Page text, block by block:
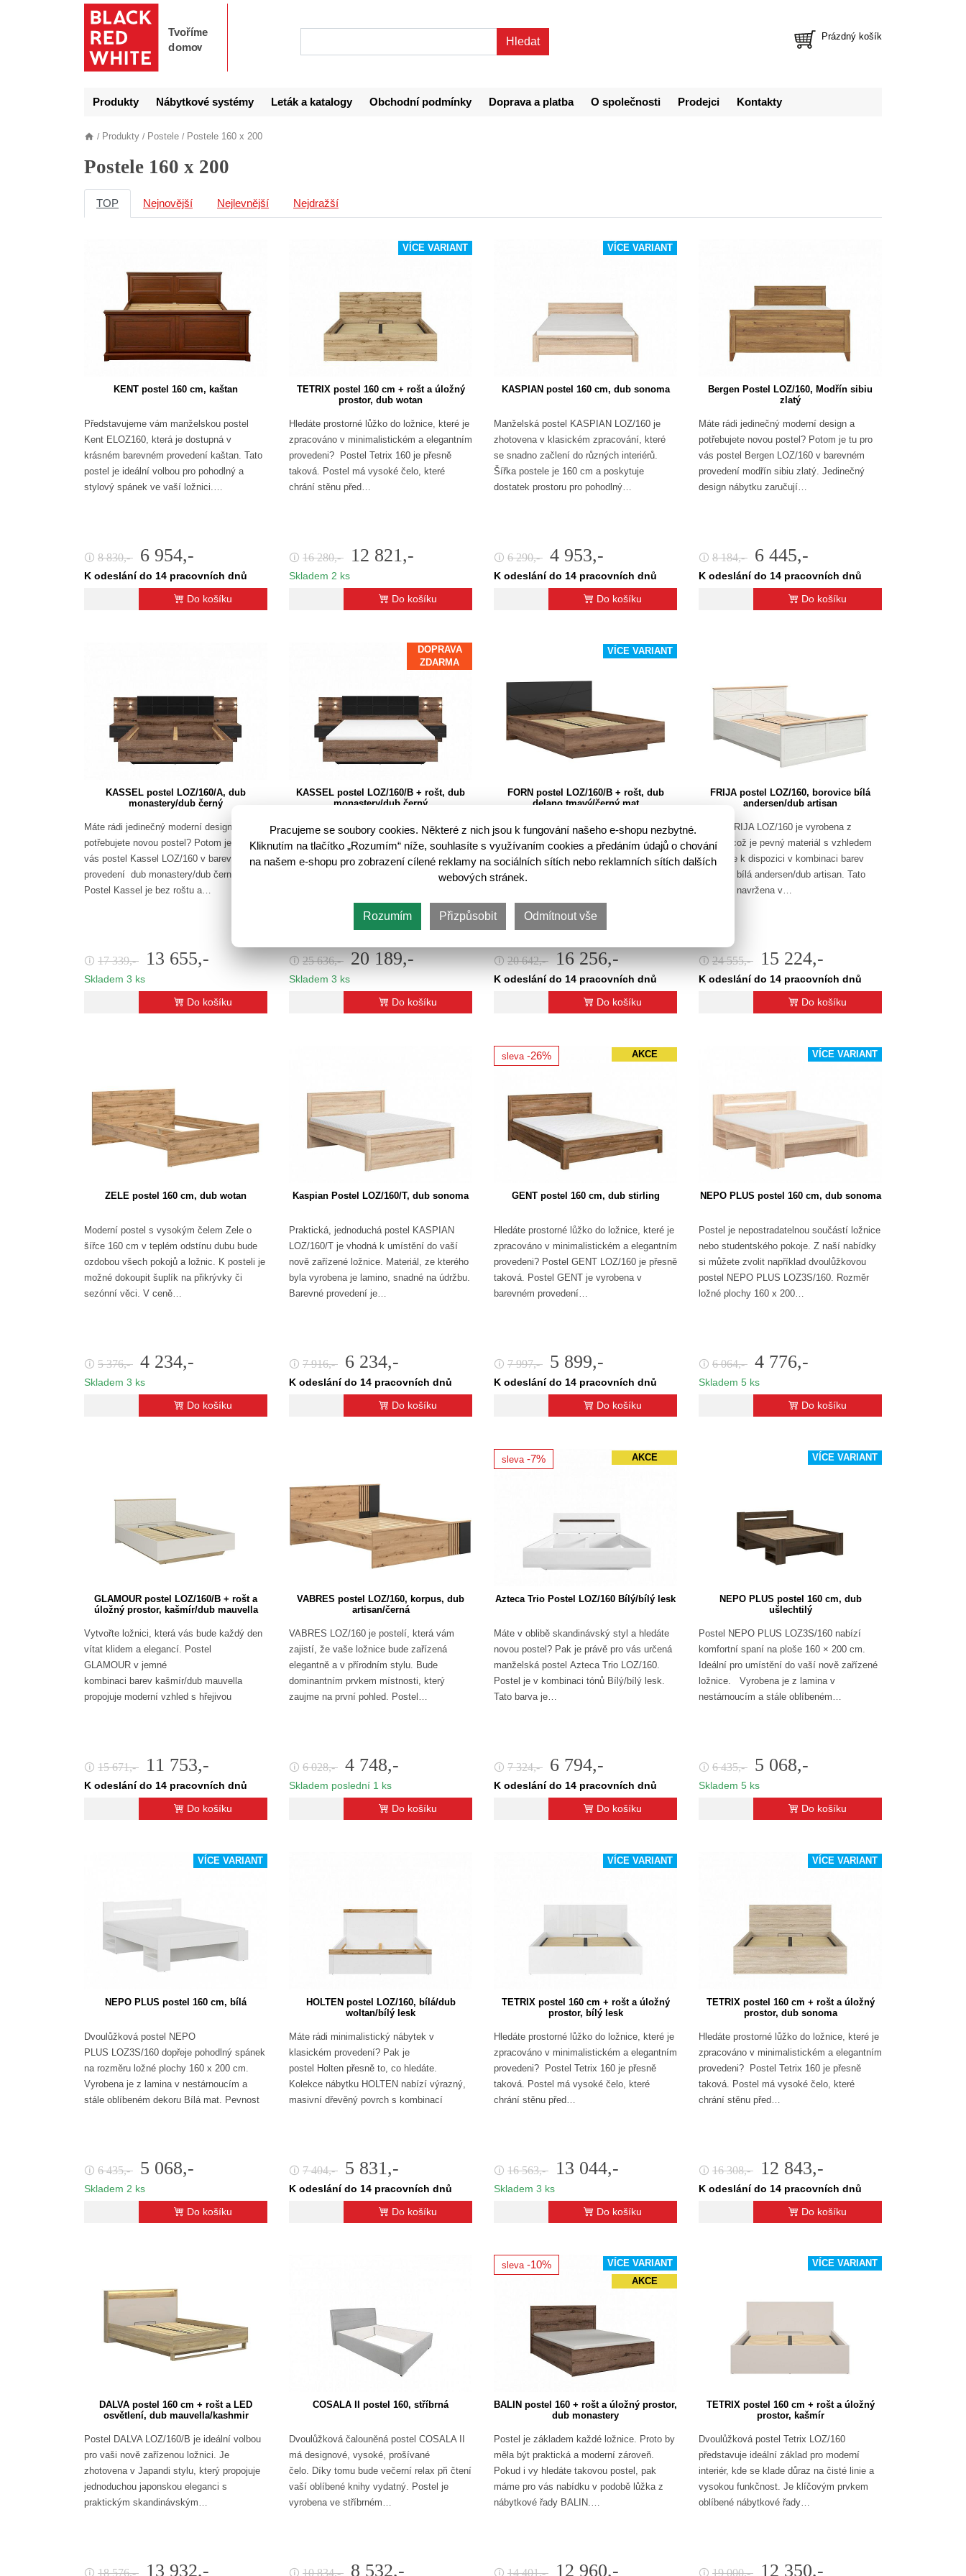
Prázdný košík
Produkty Nábytkové systémy Leták a katalogy Obchodní podmínky Doprava a platba O společnosti Prodejci Kontakty
/ Produkty / Postele / Postele 160 x 200
Postele 160 x 200
TOP Nejnovější Nejlevnější Nejdražší
KENT postel 160 cm, kaštan
Představujeme vám manželskou postel
Kent ELOZ160, která je dostupná v
krásném barevném provedení kaštan. Tato
postel je ideální volbou pro pohodlný a
stylový spánek ve vaší ložnici.…
🛈 8 830,- 6 954,-
K odeslání do 14 pracovních dnů
Do košíku
VÍCE VARIANT
TETRIX postel 160 cm + rošt a úložný
prostor, dub wotan
Hledáte prostorné lůžko do ložnice, které je
zpracováno v minimalistickém a elegantním
provedeni? Postel Tetrix 160 je přesně
taková. Postel má vysoké čelo, které
chrání stěnu před…
🛈 16 280,- 12 821,-
Skladem 2 ks
Do košíku
VÍCE VARIANT
KASPIAN postel 160 cm, dub sonoma
Manželská postel KASPIAN LOZ/160 je
zhotovena v klasickém zpracování, které
se snadno začlení do různých interiérů.
Šířka postele je 160 cm a poskytuje
dostatek prostoru pro pohodlný…
🛈 6 290,- 4 953,-
K odeslání do 14 pracovních dnů
Do košíku
Bergen Postel LOZ/160, Modřín sibiu
zlatý
Máte rádi jedinečný moderní design a
potřebujete novou postel? Potom je tu pro
vás postel Bergen LOZ/160 v barevném
provedení modřín sibiu zlatý. Jedinečný
design nábytku zaručují…
🛈 8 184,- 6 445,-
K odeslání do 14 pracovních dnů
Do košíku
KASSEL postel LOZ/160/A, dub
monastery/dub černý
Máte rádi jedinečný moderní design a
potřebujete novou postel? Potom je tu pro
vás postel Kassel LOZ/160 v barevném
provedení dub monastery/dub černý.
Postel Kassel je bez roštu a…
🛈 17 339,- 13 655,-
Skladem 3 ks
Do košíku
DOPRAVA
ZDARMA
KASSEL postel LOZ/160/B + rošt, dub
monastery/dub černý
Máte rádi jedinečný moderní design a
potřebujete novou postel? Potom je tu pro
vás postel Kassel LOZ/160 v barevném
provedení dub monastery/dub černý.
🛈 25 636,- 20 189,-
Skladem 3 ks
Do košíku
VÍCE VARIANT
FORN postel LOZ/160/B + rošt, dub
delano tmavý/černý mat
Manželská postel FORN LOZ/160/B zaujme
především příznivce elegantního,
moderního stylu. Díky tomuto nábytku
vytvoříte v pokoji charakteristickou
🛈 20 642,- 16 256,-
K odeslání do 14 pracovních dnů
Do košíku
FRIJA postel LOZ/160, borovice bílá
andersen/dub artisan
Postel FRIJA LOZ/160 je vyrobena z
lamina, což je pevný materiál s vzhledem
dřeva. Je k dispozici v kombinaci barev
borovice bílá andersen/dub artisan. Tato
postel je navržena v…
🛈 24 555,- 15 224,-
K odeslání do 14 pracovních dnů
Do košíku
ZELE postel 160 cm, dub wotan
Moderní postel s vysokým čelem Zele o
šířce 160 cm v teplém odstínu dubu bude
ozdobou všech pokojů a ložnic. K posteli je
možné dokoupit šuplík na přikrývky či
sezónní věci. V ceně…
🛈 5 376,- 4 234,-
Skladem 3 ks
Do košíku
Kaspian Postel LOZ/160/T, dub sonoma
Praktická, jednoduchá postel KASPIAN
LOZ/160/T je vhodná k umístění do vaší
nově zařízené ložnice. Materiál, ze kterého
byla vyrobena je lamino, snadné na údržbu.
Barevné provedení je…
🛈 7 916,- 6 234,-
K odeslání do 14 pracovních dnů
Do košíku
AKCE
GENT postel 160 cm, dub stirling
Hledáte prostorné lůžko do ložnice, které je
zpracováno v minimalistickém a elegantním
provedeni? Postel GENT LOZ/160 je přesně
taková. Postel GENT je vyrobena v
barevném provedení…
sleva -26%
🛈 7 997,- 5 899,-
K odeslání do 14 pracovních dnů
Do košíku
VÍCE VARIANT
NEPO PLUS postel 160 cm, dub sonoma
Postel je nepostradatelnou součástí ložnice
nebo studentského pokoje. Z naší nabídky
si můžete zvolit například dvoulůžkovou
postel NEPO PLUS LOZ3S/160. Rozměr
ložné plochy 160 x 200…
🛈 6 064,- 4 776,-
Skladem 5 ks
Do košíku
GLAMOUR postel LOZ/160/B + rošt a
úložný prostor, kašmír/dub mauvella
Vytvořte ložnici, která vás bude každý den
vítat klidem a elegancí. Postel
GLAMOUR v jemné
kombinaci barev kašmír/dub mauvella
propojuje moderní vzhled s hřejivou
🛈 15 671,- 11 753,-
K odeslání do 14 pracovních dnů
Do košíku
VABRES postel LOZ/160, korpus, dub
artisan/černá
VABRES LOZ/160 je postelí, která vám
zajistí, že vaše ložnice bude zařízená
elegantně a v přírodním stylu. Bude
dominantním prvkem místnosti, který
zaujme na první pohled. Postel…
🛈 6 028,- 4 748,-
Skladem poslední 1 ks
Do košíku
AKCE
Azteca Trio Postel LOZ/160 Bílý/bílý lesk
Máte v oblibě skandinávský styl a hledáte
novou postel? Pak je právě pro vás určená
manželská postel Azteca Trio LOZ/160.
Postel je v kombinaci tónů Bílý/bílý lesk.
Tato barva je…
sleva -7%
🛈 7 324,- 6 794,-
K odeslání do 14 pracovních dnů
Do košíku
VÍCE VARIANT
NEPO PLUS postel 160 cm, dub
ušlechtilý
Postel NEPO PLUS LOZ3S/160 nabízí
komfortní spaní na ploše 160 × 200 cm.
Ideální pro umístění do vaší nově zařízené
ložnice. Vyrobena je z lamina v
nestárnoucím a stále oblíbeném…
🛈 6 435,- 5 068,-
Skladem 5 ks
Do košíku
VÍCE VARIANT
NEPO PLUS postel 160 cm, bílá
Dvoulůžková postel NEPO
PLUS LOZ3S/160 dopřeje pohodlný spánek
na rozměru ložné plochy 160 x 200 cm.
Vyrobena je z lamina v nestárnoucím a
stále oblíbeném dekoru Bílá mat. Pevnost
🛈 6 435,- 5 068,-
Skladem 2 ks
Do košíku
HOLTEN postel LOZ/160, bílá/dub
woltan/bílý lesk
Máte rádi minimalistický nábytek v
klasickém provedení? Pak je
postel Holten přesně to, co hledáte.
Kolekce nábytku HOLTEN nabízí výrazný,
masivní dřevěný povrch s kombinací
🛈 7 404,- 5 831,-
K odeslání do 14 pracovních dnů
Do košíku
VÍCE VARIANT
TETRIX postel 160 cm + rošt a úložný
prostor, bílý lesk
Hledáte prostorné lůžko do ložnice, které je
zpracováno v minimalistickém a elegantním
provedeni? Postel Tetrix 160 je přesně
taková. Postel má vysoké čelo, které
chrání stěnu před…
🛈 16 563,- 13 044,-
Skladem 3 ks
Do košíku
VÍCE VARIANT
TETRIX postel 160 cm + rošt a úložný
prostor, dub sonoma
Hledáte prostorné lůžko do ložnice, které je
zpracováno v minimalistickém a elegantním
provedeni? Postel Tetrix 160 je přesně
taková. Postel má vysoké čelo, které
chrání stěnu před…
🛈 16 308,- 12 843,-
K odeslání do 14 pracovních dnů
Do košíku
DALVA postel 160 cm + rošt a LED
osvětlení, dub mauvella/kashmir
Postel DALVA LOZ/160/B je ideální volbou
pro vaši nově zařízenou ložnici. Je
zhotovena v Japandi stylu, který propojuje
jednoduchou japonskou eleganci s
praktickým skandinávským…
🛈 18 576,- 13 932,-
COSALA II postel 160, stříbrná
Dvoulůžková čalouněná postel COSALA II
má designové, vysoké, prošívané
čelo. Díky tomu bude večerní relax při čtení
vaší oblíbené knihy vydatný. Postel je
vyrobena ve stříbrném…
🛈 10 834,- 8 532,-
VÍCE VARIANT
AKCE
BALIN postel 160 + rošt a úložný prostor,
dub monastery
Postel je základem každé ložnice. Proto by
měla být praktická a moderní zároveň.
Pokud i vy hledáte takovou postel, pak
máme pro vás nabídku v podobě lůžka z
nábytkové řady BALIN.…
sleva -10%
🛈 14 401,- 12 960,-
VÍCE VARIANT
TETRIX postel 160 cm + rošt a úložný
prostor, kašmír
Dvoulůžková postel Tetrix LOZ/160
představuje ideální základ pro moderní
interiér, kde se klade důraz na čisté linie a
vysokou funkčnost. Je klíčovým prvkem
oblíbené nábytkové řady…
🛈 19 000,- 12 350,-
Pracujeme se soubory cookies. Některé z nich jsou k fungování našeho e-shopu nezbytné.
Kliknutím na tlačítko „Rozumím“ níže, souhlasíte s využívaním cookies a předáním údajů o chování
na našem e-shopu pro zobrazení cílené reklamy na sociálních sítích nebo reklamních sítích dalších
webových stránek.
Rozumím Přizpůsobit Odmítnout vše